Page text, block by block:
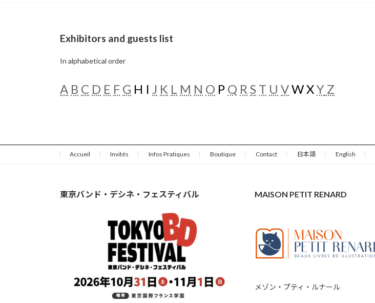
Exhibitors and guests list
In alphabetical order
A B C D E F G H I J K L M N O P Q R S T U VW XY Z
Accueil Invités Infos Pratiques Boutique Contact 日本語 English
東京バンド・デシネ・フェスティバル MAISON PETIT RENARD
メゾン・プティ・ルナール